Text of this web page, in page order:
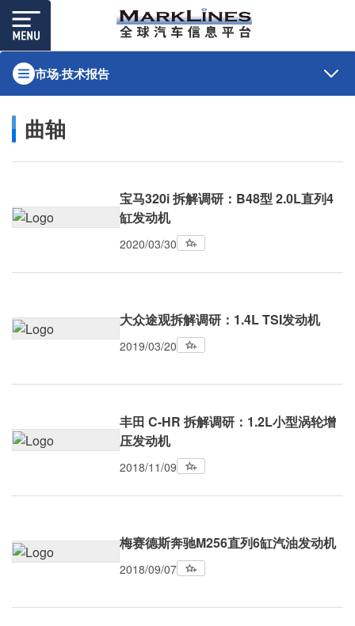
市场·技术报告
曲轴
宝马320i 拆解调研：B48型 2.0L直列4
缸发动机
2020/03/30
大众途观拆解调研：1.4L TSI发动机
2019/03/20
丰田 C-HR 拆解调研：1.2L小型涡轮增
压发动机
2018/11/09
梅赛德斯奔驰M256直列6缸汽油发动机
2018/09/07